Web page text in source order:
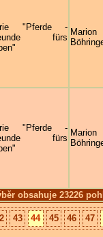
obsahuje 23226
"Pferde -
fürs
Marion
"Pferde -
fürs
Marion
43 44 45 46 47